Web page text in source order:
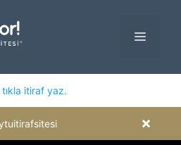
MENÜ
itiraf yaz.
×